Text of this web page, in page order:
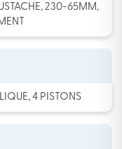
230-65MM,
4 PISTONS